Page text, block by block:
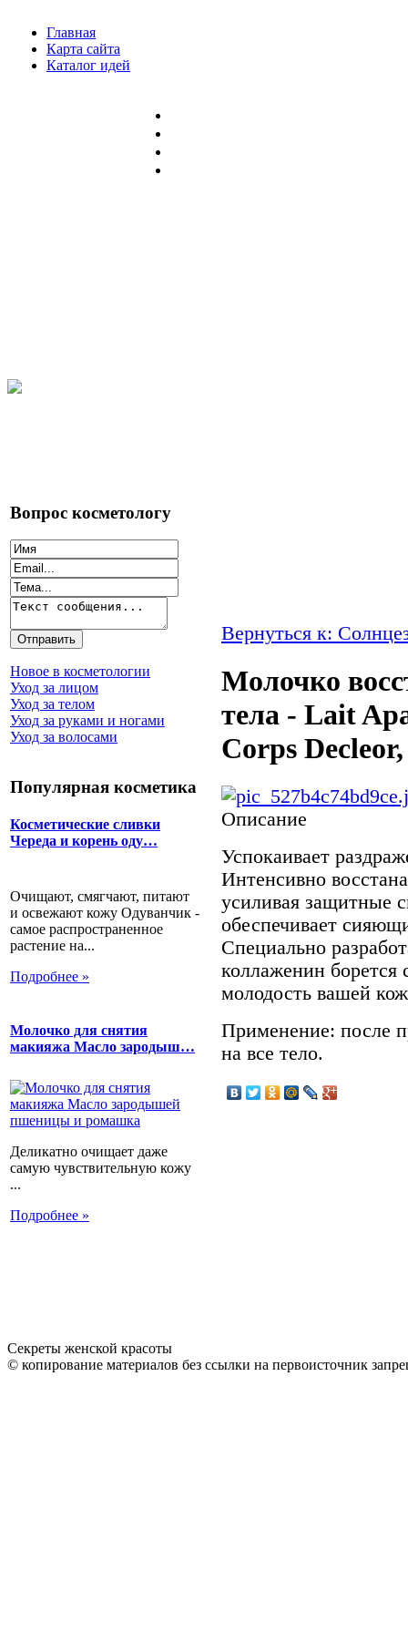
Главная
Карта сайта
Каталог идей
Вопрос косметологу
Новое в косметологии
Уход за лицом
Уход за телом
Уход за руками и ногами
Уход за волосами
Популярная косметика
Косметические сливки
Череда и корень оду…
Очищают, смягчают, питают
и освежают кожу Одуванчик -
самое распространенное
растение на...
Подробнее »
Молочко для снятия
макияжа Масло зародыш…
Деликатно очищает даже
самую чувствительную кожу
...
Подробнее »
Вернуться к:
Молочко
тела - Lait
Corps
Описание
Успокаивает
Интенсивно
усиливая защитные
обеспечивает
Специально
коллаженин борется
молодость вашей
Применение: после
на все тело.
Секреты женской красоты
© копирование материалов без ссылки на первоисточник